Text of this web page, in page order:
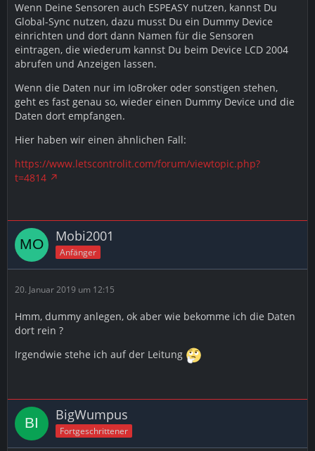
Wenn Deine Sensoren auch ESPEASY nutzen, kannst Du
Global-Sync nutzen, dazu musst Du ein Dummy Device
einrichten und dort dann Namen für die Sensoren
eintragen, die wiederum kannst Du beim Device LCD 2004
abrufen und Anzeigen lassen.
Wenn die Daten nur im IoBroker oder sonstigen stehen,
geht es fast genau so, wieder einen Dummy Device und die
Daten dort empfangen.
Hier haben wir einen ähnlichen Fall:
https://www.letscontrolit.com/forum/viewtopic.php?
t=4814
Mobi2001
Anfänger
20. Januar 2019 um 12:15
Hmm, dummy anlegen, ok aber wie bekomme ich die Daten
dort rein ?
Irgendwie stehe ich auf der Leitung
BigWumpus
Fortgeschrittener